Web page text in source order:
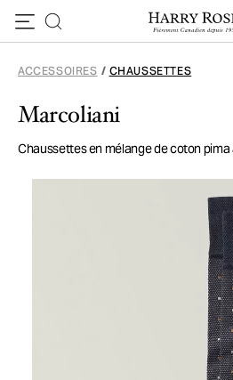
ACCESSOIRES / CHAUSSETTES
Marcoliani
Chaussettes en mélange de coton pima